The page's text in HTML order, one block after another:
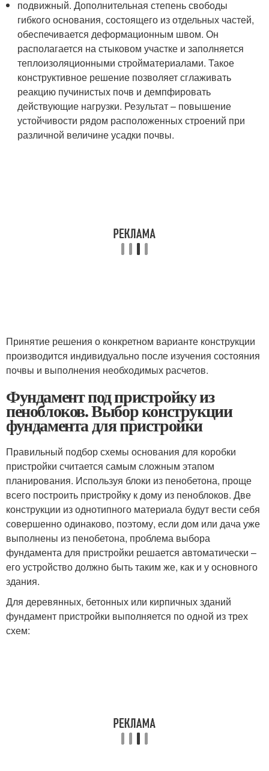
подвижный. Дополнительная степень свободы
гибкого основания, состоящего из отдельных частей,
обеспечивается деформационным швом. Он
располагается на стыковом участке и заполняется
теплоизоляционными стройматериалами. Такое
конструктивное решение позволяет сглаживать
реакцию пучинистых почв и демпфировать
действующие нагрузки. Результат – повышение
устойчивости рядом расположенных строений при
различной величине усадки почвы.
Принятие решения о конкретном варианте конструкции
производится индивидуально после изучения состояния
почвы и выполнения необходимых расчетов.
Фундамент под пристройку из
пеноблоков. Выбор конструкции
фундамента для пристройки
Правильный подбор схемы основания для коробки
пристройки считается самым сложным этапом
планирования. Используя блоки из пенобетона, проще
всего построить пристройку к дому из пеноблоков. Две
конструкции из однотипного материала будут вести себя
совершенно одинаково, поэтому, если дом или дача уже
выполнены из пенобетона, проблема выбора
фундамента для пристройки решается автоматически –
его устройство должно быть таким же, как и у основного
здания.
Для деревянных, бетонных или кирпичных зданий
фундамент пристройки выполняется по одной из трех
схем: